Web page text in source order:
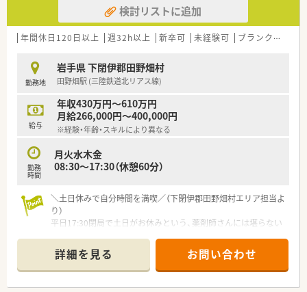
検討リストに追加
年間休日120日以上 週32h以上 新卒可 未経験可 ブランク可
勤務地
岩手県 下閉伊郡田野畑村
田野畑駅 (三陸鉄道北リアス線)
給与
年収430万円～610万円
月給266,000円～400,000円
※経験・年齢・スキルにより異なる
勤務
時間
月火水木金
08:30～17:30（休憩60分）
＼土日休みで自分時間を満喫／（下閉伊郡田野畑村エリア担当よ
り）
平日17:30閉局で土日がお休みという、薬剤師さんには堪らない
信を持っておすすめできる環境ですよ。
＊------------------------------------------＊
【店舗情報と応需状況について】
■最寄り駅から車で8分ほどの場所に位置しており、近隣にある
詳細を見る お問い合わせ